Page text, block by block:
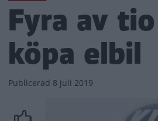
Fyra av
köpa elbil
Publicerad 8 juli 2019